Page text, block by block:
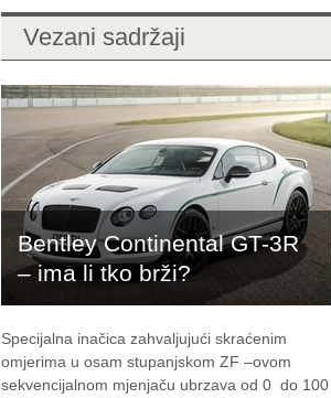
Vezani sadržaji
Bentley Continental GT-3R
– ima li tko brži?
Specijalna inačica zahvaljujući skraćenim
omjerima u osam stupanjskom ZF –ovom
sekvencijalnom mjenjaču ubrzava od 0 do 100